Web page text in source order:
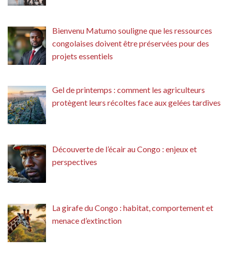
Bienvenu Matumo souligne que les ressources
congolaises doivent être préservées pour des
projets essentiels
Gel de printemps : comment les agriculteurs
protègent leurs récoltes face aux gelées tardives
Découverte de l’écair au Congo : enjeux et
perspectives
La girafe du Congo : habitat, comportement et
menace d’extinction